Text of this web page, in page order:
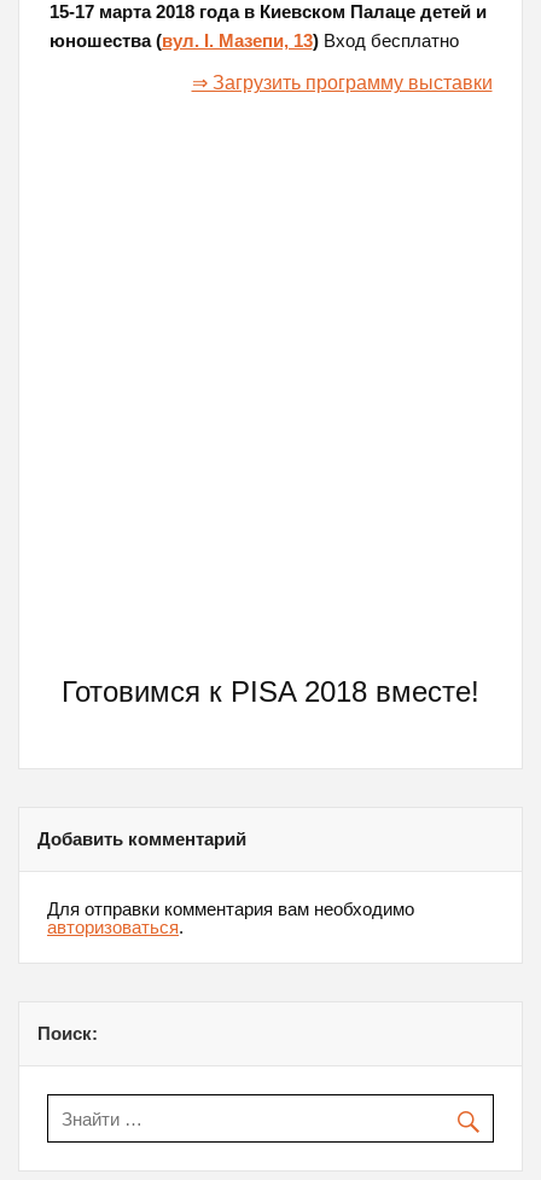
15-17 марта 2018 года в Киевском Палаце детей и
юношества (вул. І. Мазепи, 13)Вход бесплатно
⇒ Загрузить программу выставки
Готовимся к PISA 2018 вместе!
Добавить комментарий
Для отправки комментария вам необходимо
авторизоваться.
Поиск: